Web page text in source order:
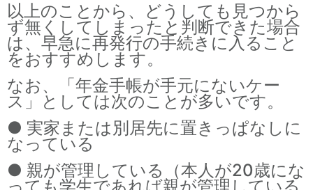
以上のことから、どうしても見つから
ず無くしてしまったと判断できた場合
は、早急に再発行の手続きに入ること
をおすすめします。
なお、「年金手帳が手元にないケー
ス」としては次のことが多いです。
● 実家または別居先に置きっぱなしに
なっている
● 親が管理している（本人が20歳にな